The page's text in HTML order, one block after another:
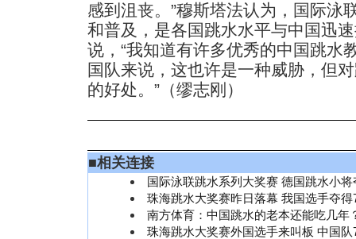
感到沮丧。”穆斯塔法认为，国际泳
和普及，是各国跳水水平与中国迅
说，“我知道有许多优秀的中国跳水
国队来说，这也许是一种威胁，但
的好处。”（缪志刚）
■相关连接
国际泳联跳水系列大奖赛 德国跳水小将
珠海跳水大奖赛昨日落幕 我国选手夺得
南方体育：中国跳水的老本还能吃几年
珠海跳水大奖赛外国选手来叫板 中国